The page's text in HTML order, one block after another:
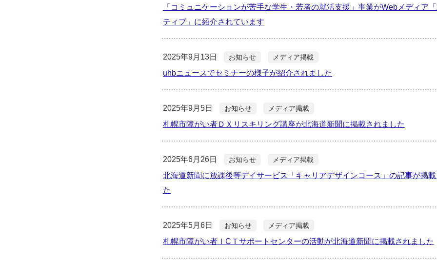
「コミュニケーションが苦手な学生・若者の就活支援」事業がWebメディア
ティブ」に紹介されています
2025年9月13日 お知らせ メディア掲載
uhbニュースでセミナーの様子が紹介されました
2025年9月5日 お知らせ メディア掲載
札幌市障がい者ＤＸリスキリング講座が北海道新聞に掲載されました
2025年6月26日 お知らせ メディア掲載
北海道新聞に放課後等デイサービス「キャリアデザインコース」の記事が掲
た
2025年5月6日 お知らせ メディア掲載
札幌市障がい者ＩCＴサポートセンターの活動が北海道新聞に掲載されました